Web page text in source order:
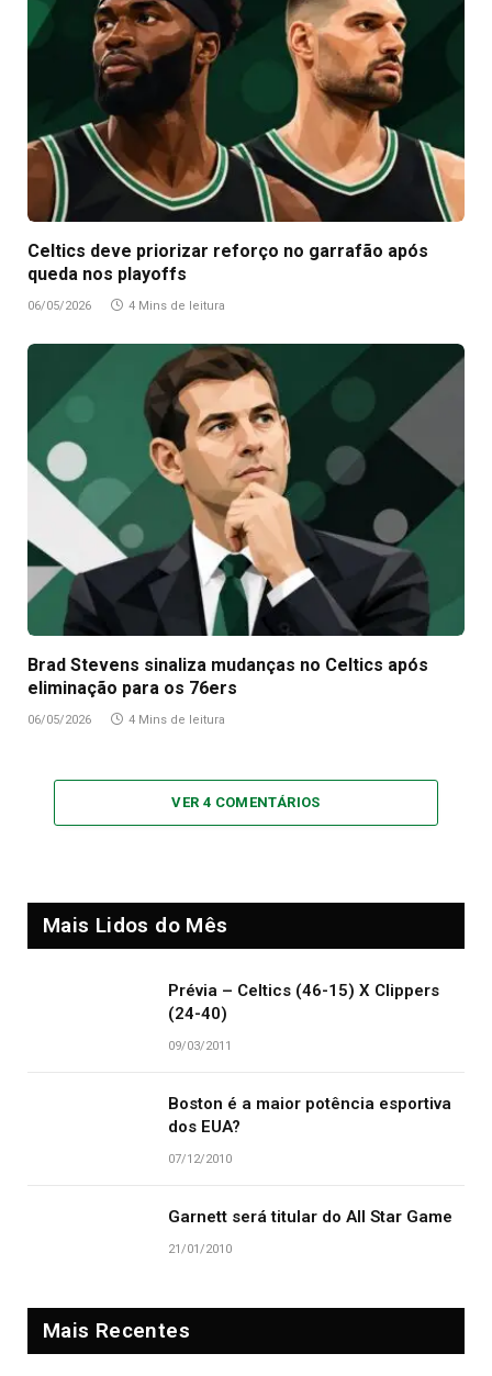
Celtics deve priorizar reforço no garrafão após
queda nos playoffs
06/05/2026 4 Mins de leitura
Brad Stevens sinaliza mudanças no Celtics após
eliminação para os 76ers
06/05/2026 4 Mins de leitura
VER 4 COMENTÁRIOS
Mais Lidos do Mês
Prévia – Celtics (46-15) X Clippers
(24-40)
09/03/2011
Boston é a maior potência esportiva
dos EUA?
07/12/2010
Garnett será titular do All Star Game
21/01/2010
Mais Recentes